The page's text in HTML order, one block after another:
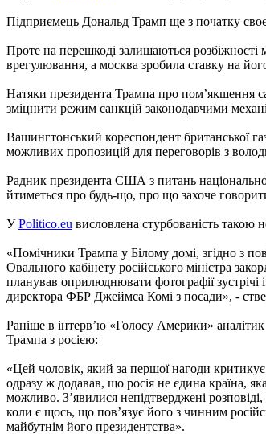
Підприємець Дональд Трамп ще з початку
Проте на перешкоді залишаються
врегулювання, а москва зробила ставку на
Натяки президента Трампа про пом’якшення
зміцнити режим санкцій законодавчими
Вашингтонський кореспондент британської
можливих пропозицій для переговорів з
Радник президента США з питань
йтиметься про будь-що, про що захоче
УPolitico.eu висловлена стурбованість
«Помічники Трампа у Білому домі, згідно з
Овального кабінету російського міністра
планував оприлюднювати фотографії
директора ФБР Джеймса Комі з посади», -
Раніше в інтерв’ю «Голосу Америки»
Трампа з росією:
«Цей чоловік, який за першої нагоди
одразу ж додавав, що росія не єдина країна,
можливо. З’явилися непідтверджені
коли є щось, що пов’язує його з чинним
майбутнім його президентства».